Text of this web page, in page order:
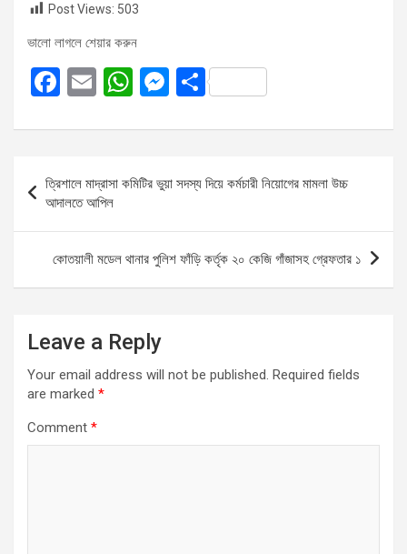
Post Views: 503
ভালো লাগলে শেয়ার করুন
F
ce
o
o
k
E
ail
W
at
s
A
p
p
M
se
g
er
S
ar
e
navigation
ত্রিশালে মাদ্রাসা কমিটির ভুয়া সদস্য দিয়ে কর্মচারী নিয়োগের মামলা উচ্চ
আদালতে আপিল
কোতয়ালী মডেল থানার পুলিশ ফাঁড়ি কর্তৃক ২০ কেজি গাঁজাসহ গ্রেফতার ১
Leave a Reply
Your email address will not be published. Required fields
are marked *
Comment *